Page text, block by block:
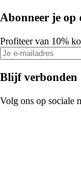
Abonneer je op
Profiteer van 10%
Blijf verbonden
Volg ons op sociale